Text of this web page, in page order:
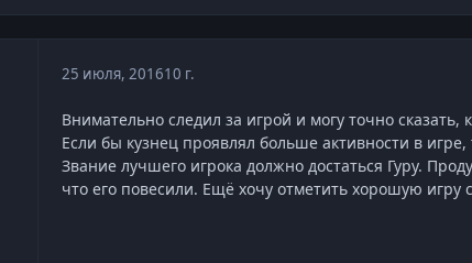
25 июля, 201610 г.
Внимательно следил за игрой и могу точно
Если бы кузнец проявлял больше активности в
Звание лучшего игрока должно достаться Гуру.
что его повесили. Ещё хочу отметить хорошую